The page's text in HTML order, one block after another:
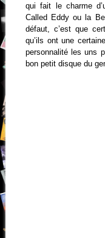
qui fait le charme
Called Eddy ou la
défaut, c’est que
qu’ils ont une
personnalité les uns
bon petit disque du